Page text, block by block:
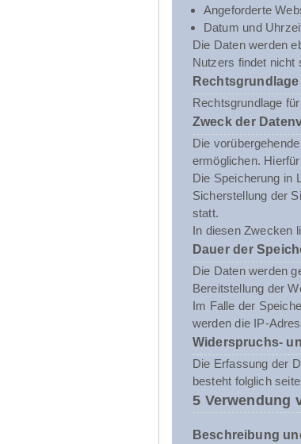
Angeforderte
Datum und
Die Daten werden
Nutzers findet nicht
Rechtsgrundlage
Zweck der
Die
ermöglichen.
Die Speicherung in
Sicherstellung der
statt.
In diesen Zwecken
Dauer der
Die Daten werden
Bereitstellung der
Im Falle der
werden die IP-
Widerspruchs-
Die Erfassung der
besteht folglich
5 Verwendung
Beschreibung